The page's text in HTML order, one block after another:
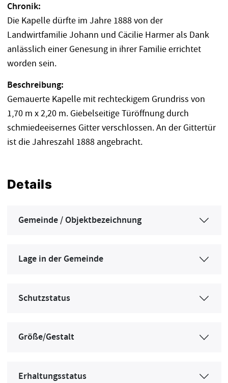
Chronik:
Die Kapelle dürfte im Jahre 1888 von der
Landwirtfamilie Johann und Cäcilie Harmer als Dank
anlässlich einer Genesung in ihrer Familie errichtet
worden sein.
Beschreibung:
Gemauerte Kapelle mit rechteckigem Grundriss von
1,70 m x 2,20 m. Giebelseitige Türöffnung durch
schmiedeeisernes Gitter verschlossen. An der Gittertür
ist die Jahreszahl 1888 angebracht.
Details
Gemeinde / Objektbezeichnung
Lage in der Gemeinde
Schutzstatus
Größe/Gestalt
Erhaltungsstatus